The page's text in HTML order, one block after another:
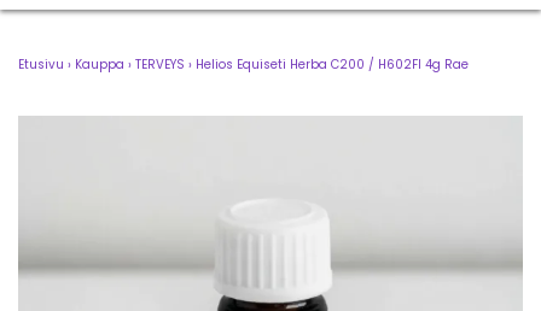
Etusivu › Kauppa › TERVEYS › Helios Equiseti Herba C200 / H602FI 4g Rae